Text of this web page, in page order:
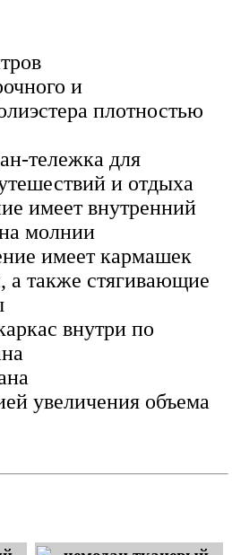
и
плотностью
тележка для
и отдыха
имеет внутренний
молнии
имеет кармашек
а также стягивающие
внутри по
увеличения объема